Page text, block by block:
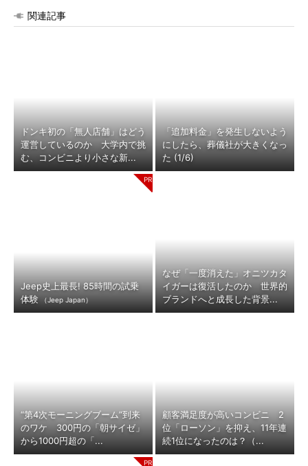
関連記事
ドンキ初の「無人店舗」はどう
運営しているのか 大学内で挑
む、コンビニより小さな新...
「追加料金」を発生しないよう
にしたら、葬儀社が大きくなっ
た (1/6)
Jeep史上最長! 85時間の試乗
体験
（Jeep Japan）
なぜ「一度消えた」オニツカタ
イガーは復活したのか 世界的
ブランドへと成長した背景...
“第4次モーニングブーム”到来
のワケ 300円の「朝サイゼ」
から1000円超の「...
顧客満足度が高いコンビニ 2
位「ローソン」を抑え、11年連
続1位になったのは？（...